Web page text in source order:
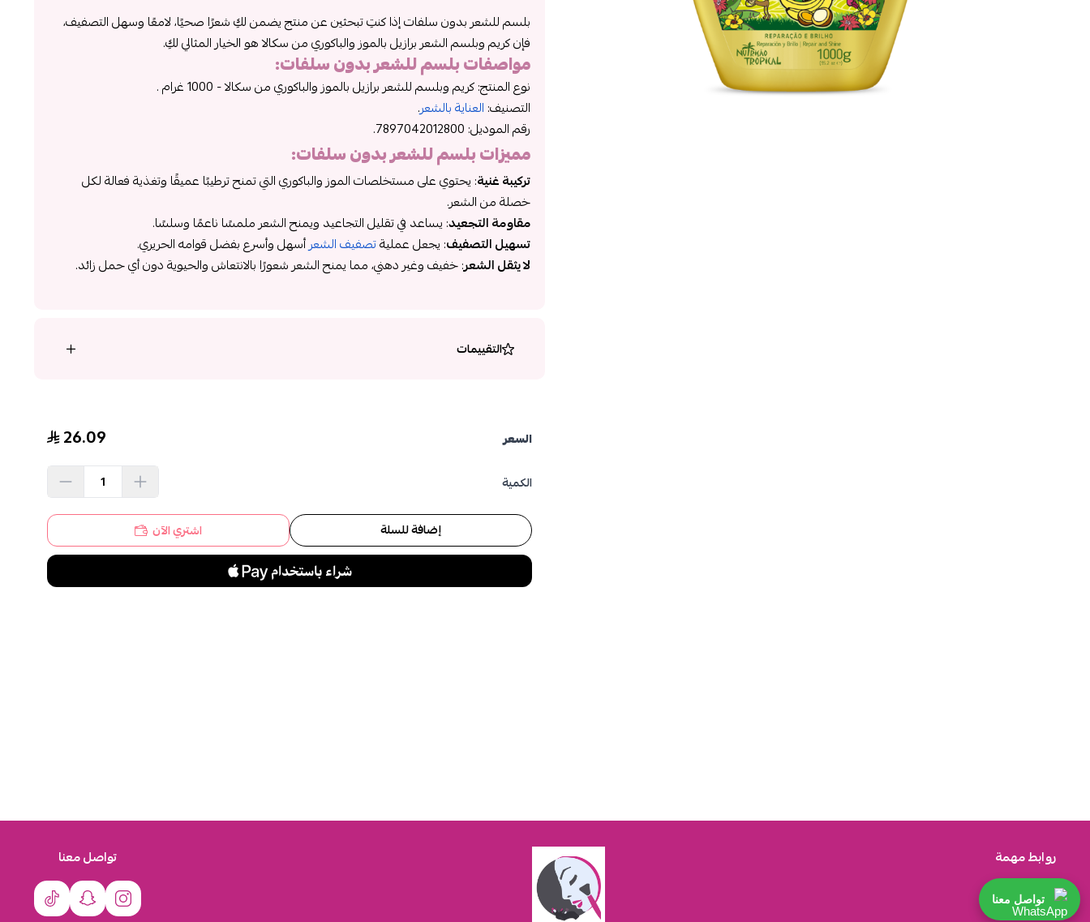
بلسم للشعر بدون سلفات إذا كنتِ تبحثين عن منتج يضمن لكِ شعرًا صحيًا، لامعًا وسهل التصفيف،
فإن كريم وبلسم الشعر برازيل بالموز والباكوري من سكالا هو الخيار المثالي لكِ.
مواصفاتبلسم للشعر بدون سلفات:
نوع المنتج: كريم وبلسم للشعر برازيل بالموز والباكوري من سكالا - 1000 غرام .
التصنيف: العناية بالشعر.
رقم الموديل: 7897042012800.
مميزاتبلسم للشعر بدون سلفات:
تركيبة غنية: يحتوي على مستخلصات الموز والباكوري التي تمنح ترطيبًا عميقًا وتغذية فعالة لكل
خصلة من الشعر.
مقاومة التجعيد: يساعد في تقليل التجاعيد ويمنح الشعر ملمسًا ناعمًا وسلسًا.
تسهيل التصفيف: يجعل عمليةتصفيف الشعرأسهل وأسرع بفضل قوامه الحريري.
لا يثقل الشعر: خفيف وغير دهني، مما يمنح الشعر شعورًا بالانتعاش والحيوية دون أي حمل زائد.
التقييمات
السعر 26.09
الكمية
إضافة للسلة اشتري الآن
روابط مهمة تواصل معنا
تواصل معنا